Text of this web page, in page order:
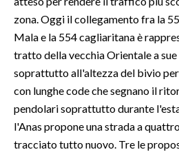
SARDI NEL MONDO
EVENTI
3 MINUTI CON
zona. Oggi il collegamento fra la
Mala e la 554 cagliaritana è
tratto della vecchia Orientale a
soprattutto all'altezza del bivio
con lunghe code che segnano il
pendolari soprattutto durante
l'Anas propone una strada a
tracciato tutto nuovo. Tre le